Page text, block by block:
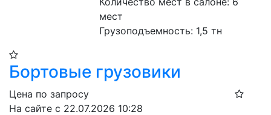
мест
Грузоподъемность: 1,5 тн
Бортовые грузовики
Цена по запросу
На сайте с 22.07.2026 10:28